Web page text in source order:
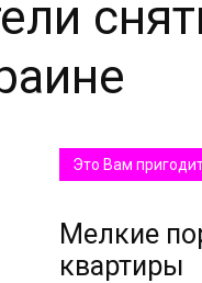
Это Вам
Мелкие
квартиры